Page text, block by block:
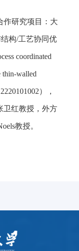
作研究项目：大
构/工艺协同优
coordinated
thin-walled
），
卫红教授，外方
教授。